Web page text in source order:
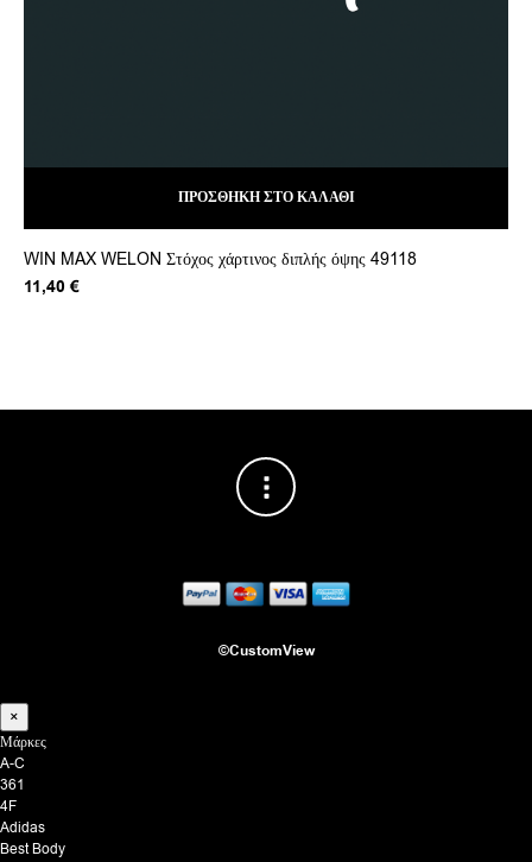
ΠΡΟΣΘΉΚΗ ΣΤΟ ΚΑΛΆΘΙ
WIN MAX WELON Στόχος χάρτινος διπλής όψης 49118
11,40 €
©CustomView
×
Μάρκες
A-C
361
4F
Adidas
Best Body